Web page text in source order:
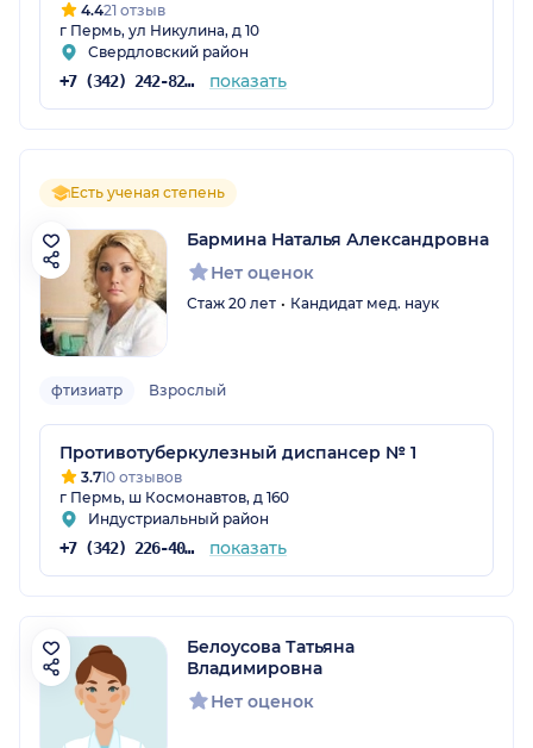
4.421 отзыв
г Пермь, ул Никулина, д 10
Свердловский район
+7 (342) 242-82-33 показать
Есть ученая степень
Бармина Наталья Александровна
Нет оценок
Стаж 20 лет Кандидат мед. наук
фтизиатр Взрослый
Противотуберкулезный диспансер № 1
3.710 отзывов
г Пермь, ш Космонавтов, д 160
Индустриальный район
+7 (342) 226-40-14 показать
Белоусова Татьяна
Владимировна
Нет оценок